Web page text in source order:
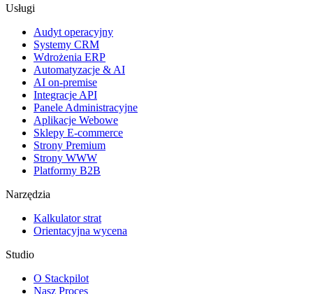
Usługi
Audyt operacyjny
Systemy CRM
Wdrożenia ERP
Automatyzacje & AI
AI on-premise
Integracje API
Panele Administracyjne
Aplikacje Webowe
Sklepy E-commerce
Strony Premium
Strony WWW
Platformy B2B
Narzędzia
Kalkulator strat
Orientacyjna wycena
Studio
O Stackpilot
Nasz Proces